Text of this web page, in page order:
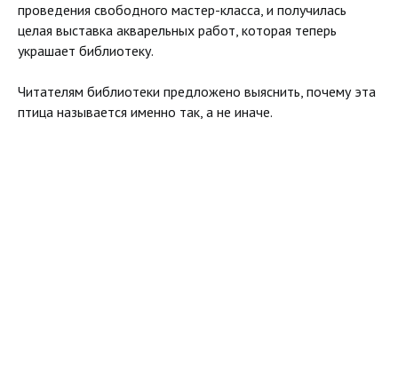
проведения свободного мастер-класса, и получилась
целая выставка акварельных работ, которая теперь
украшает библиотеку.
Читателям библиотеки предложено выяснить, почему эта
птица называется именно так, а не иначе.